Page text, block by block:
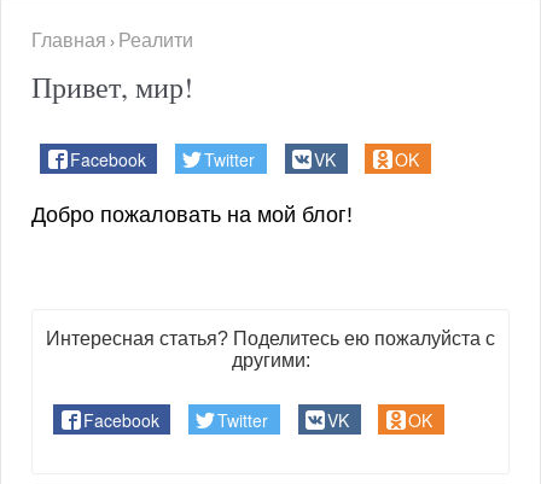
Главная › Реалити
Привет, мир!
Facebook Twitter VK OK
Добро пожаловать на мой блог!
Интересная статья? Поделитесь ею пожалуйста с
другими:
Facebook Twitter VK OK